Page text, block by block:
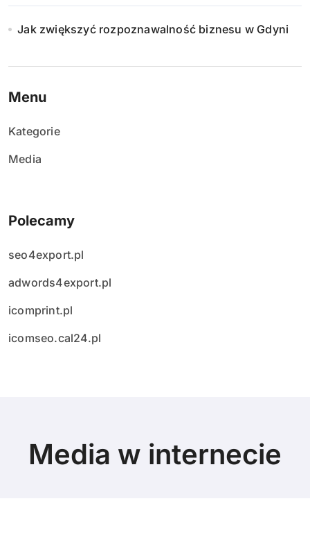
Jak zwiększyć rozpoznawalność biznesu w Gdyni
Menu
Kategorie
Media
Polecamy
seo4export.pl
adwords4export.pl
icomprint.pl
icomseo.cal24.pl
Media w internecie